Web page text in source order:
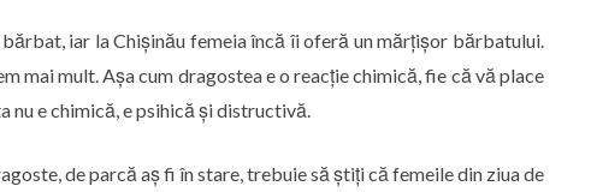
iar la Chișinău femeia încă îi oferă un mărțișor bărbatului.
mai mult. Așa cum dragostea e o reacție chimică, fie că vă place
nu e chimică, e psihică și distructivă.
de parcă aș fi în stare, trebuie să știți că femeile din ziua de